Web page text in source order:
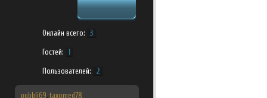
Онлайн всего: 3
Гостей: 1
Пользователей: 2
pubbli69, taxomed78